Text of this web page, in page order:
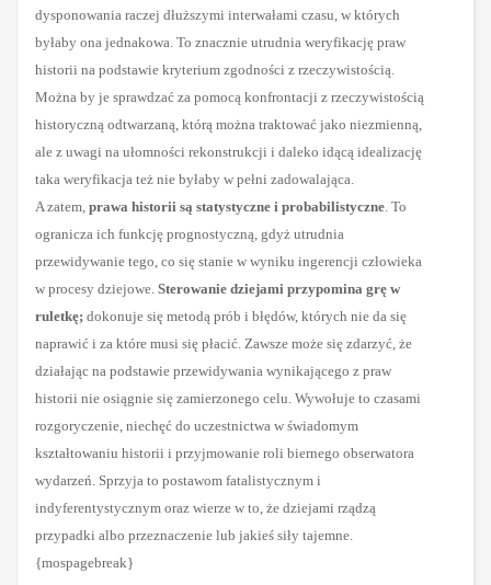
dysponowania raczej dłuższymi interwałami czasu, w których
byłaby ona jednakowa. To znacznie utrudnia weryfikację praw
historii na podstawie kryterium zgodności z rzeczywistością.
Można by je sprawdzać za pomocą konfrontacji z rzeczywistością
historyczną odtwarzaną, którą można traktować jako niezmienną,
ale z uwagi na ułomności rekonstrukcji i daleko idącą idealizację
taka weryfikacja też nie byłaby w pełni zadowalająca.
A zatem, prawa historii są statystyczne i probabilistyczne . To
ogranicza ich funkcję prognostyczną, gdyż utrudnia
przewidywanie tego, co się stanie w wyniku ingerencji człowieka
w procesy dziejowe. Sterowanie dziejami przypomina grę w
ruletkę; dokonuje się metodą prób i błędów, których nie da się
naprawić i za które musi się płacić. Zawsze może się zdarzyć, że
działając na podstawie przewidywania wynikającego z praw
historii nie osiągnie się zamierzonego celu. Wywołuje to czasami
rozgoryczenie, niechęć do uczestnictwa w świadomym
kształtowaniu historii i przyjmowanie roli biernego obserwatora
wydarzeń. Sprzyja to postawom fatalistycznym i
indyferentystycznym oraz wierze w to, że dziejami rządzą
przypadki albo przeznaczenie lub jakieś siły tajemne.
{mospagebreak}